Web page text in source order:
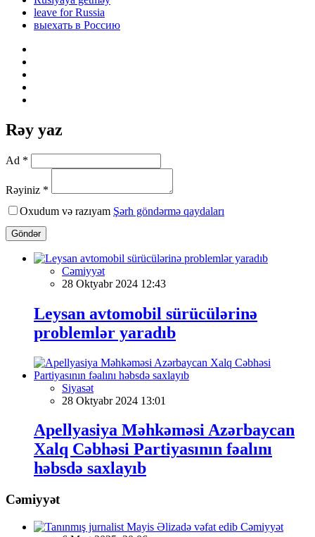
leave for Russia
выехать в Россию
Rəy yaz
Ad *
Rəyiniz *
Oxudum və razıyam Şərh göndərmə qaydaları
Göndər
Cəmiyyət
28 Oktyabr 2024 12:43
Leysan avtomobil sürücülərinə
problemlər yaradıb
Siyasət
28 Oktyabr 2024 13:01
Apellyasiya Məhkəməsi Azərbaycan
Xalq Cəbhəsi Partiyasının fəalını
həbsdə saxlayıb
Cəmiyyət
Cəmiyyət